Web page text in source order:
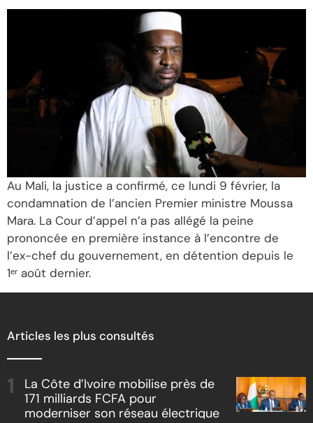
Au Mali, la justice a confirmé, ce lundi 9 février, la
condamnation de l’ancien Premier ministre Moussa
Mara. La Cour d’appel n’a pas allégé la peine
prononcée en première instance à l’encontre de
l’ex-chef du gouvernement, en détention depuis le
1ᵉʳ août dernier.
Articles les plus consultés
La Côte d’Ivoire mobilise près de
171 milliards FCFA pour
moderniser son réseau électrique